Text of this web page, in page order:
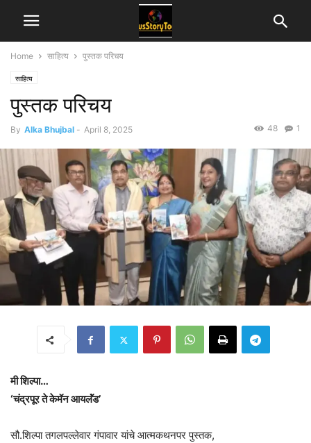
Home साहित्य पुस्तक परिचय
साहित्य
पुस्तक परिचय
By Alka Bhujbal - April 8, 2025 1
48
मी शिल्पा…
‘चंद्रपूर ते केमॅन आयलॅंड’
सौ.शिल्पा तगलपल्लेवार गंपावार यांचे आत्मकथनपर पुस्तक,